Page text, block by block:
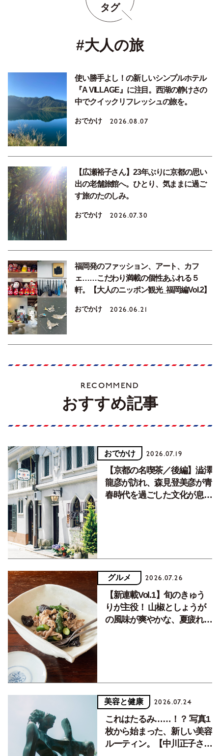
タグ
#大人の旅
使い勝手よし！の新しいシンプルホテル
『A VILLAGE』に注目。西湖の静けさの
中でクイックリフレッシュの旅を。
おでかけ 2026.08.07
【広瀬裕子さん】23年ぶりに京都の思い
出の老舗旅館へ。ひとり、気ままに過ご
す旅のたのしみ。
おでかけ 2026.07.30
福岡発のファッション、アート、カフ
ェ……こだわり満載の個性あふれる５
軒。【大人のニッポン観光_福岡編Vol.2】
おでかけ 2026.06.21
RECOMMEND
おすすめ記事
おでかけ 2026.07.19
【京都の名喫茶／後編】澁澤
龍彦が訪れ、森見登美彦が青
春時代を過ごした文化が息づ
グルメ 2026.07.26
【新連載Vol.1】旬のきゅう
りが主役！ 山椒としょうが
の風味が爽やかな、夏疲れを
美容と健康 2026.07.24
これはたるみ……！？ 写真1
枚から始まった、新しい美容
ルーティン。【中川正子さん